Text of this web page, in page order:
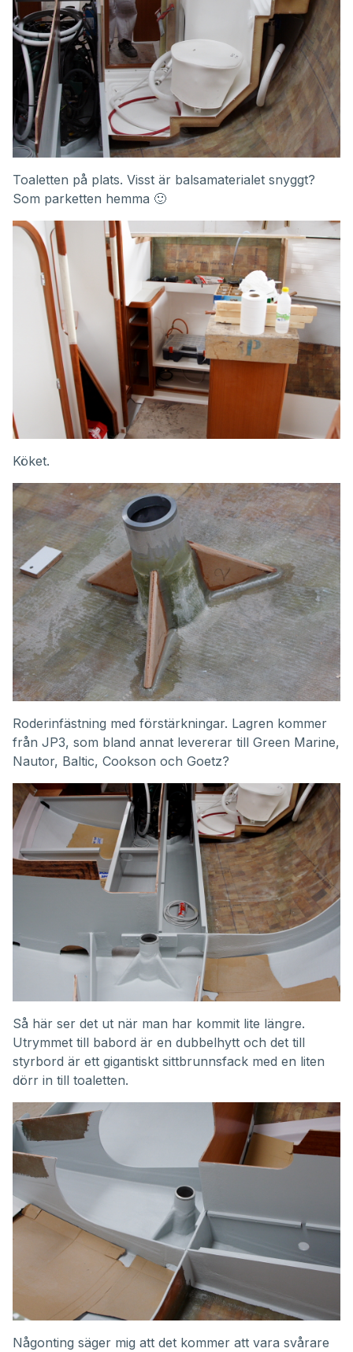
Toaletten på plats. Visst är balsamaterialet snyggt?
Som parketten hemma 🙂
Köket.
Roderinfästning med förstärkningar. Lagren kommer
från JP3, som bland annat levererar till Green Marine,
Nautor, Baltic, Cookson och Goetz?
Så här ser det ut när man har kommit lite längre.
Utrymmet till babord är en dubbelhytt och det till
styrbord är ett gigantiskt sittbrunnsfack med en liten
dörr in till toaletten.
Någonting säger mig att det kommer att vara svårare